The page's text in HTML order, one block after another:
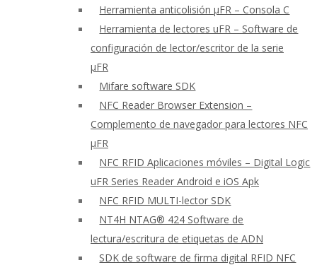
Herramienta anticolisión μFR – Consola C
Herramienta de lectores uFR – Software de
configuración de lector/escritor de la serie
μFR
Mifare software SDK
NFC Reader Browser Extension –
Complemento de navegador para lectores NFC
μFR
NFC RFID Aplicaciones móviles – Digital Logic
uFR Series Reader Android e iOS Apk
NFC RFID MULTI-lector SDK
NT4H NTAG® 424 Software de
lectura/escritura de etiquetas de ADN
SDK de software de firma digital RFID NFC